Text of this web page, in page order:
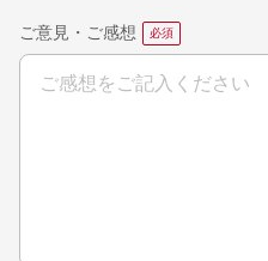
ご意見・ご感想